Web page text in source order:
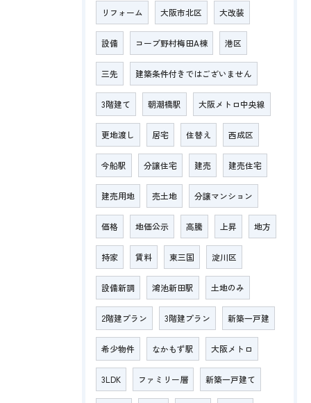
リフォーム 大阪市北区 大改装
設備 コープ野村梅田A棟 港区
三先 建築条件付きではございません
3階建て 朝潮橋駅 大阪メトロ中央線
更地渡し 居宅 住替え 西成区
今船駅 分譲住宅 建売 建売住宅
建売用地 売土地 分譲マンション
価格 地価公示 高騰 上昇 地方
持家 賃料 東三国 淀川区
設備新調 鴻池新田駅 土地のみ
2階建プラン 3階建プラン 新築一戸建
希少物件 なかもず駅 大阪メトロ
3LDK ファミリー層 新築一戸建て